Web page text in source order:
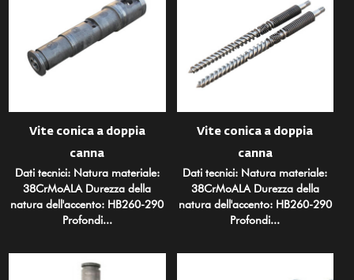
Vite conica a doppia
canna
Dati tecnici: Natura materiale:
38CrMoALA Durezza della
natura dell'accento: HB260-290
Profondi...
Vite conica a doppia
canna
Dati tecnici: Natura materiale:
38CrMoALA Durezza della
natura dell'accento: HB260-290
Profondi...